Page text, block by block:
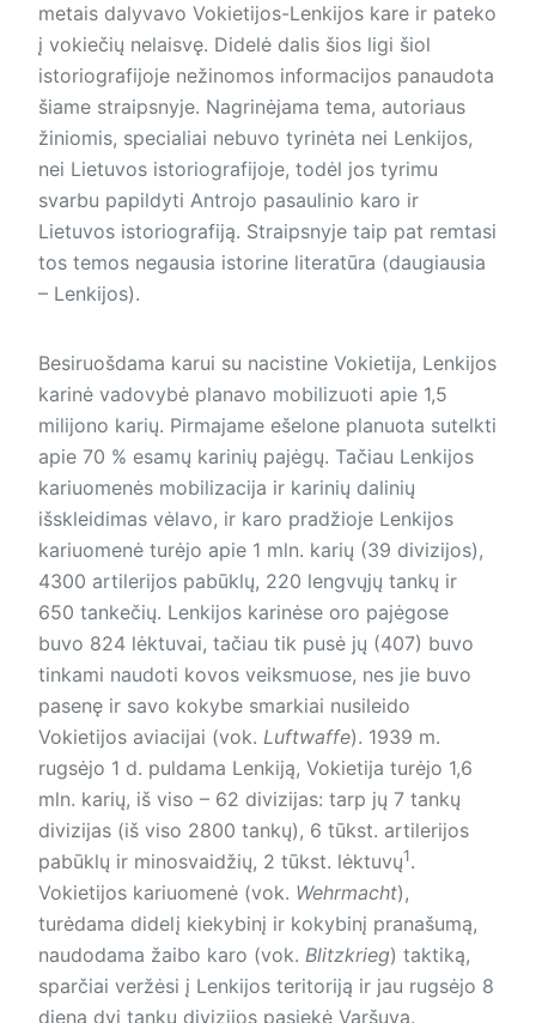
metais dalyvavo Vokietijos-Lenkijos kare ir pateko
į vokiečių nelaisvę. Didelė dalis šios ligi šiol
istoriografijoje nežinomos informacijos panaudota
šiame straipsnyje. Nagrinėjama tema, autoriaus
žiniomis, specialiai nebuvo tyrinėta nei Lenkijos,
nei Lietuvos istoriografijoje, todėl jos tyrimu
svarbu papildyti Antrojo pasaulinio karo ir
Lietuvos istoriografiją. Straipsnyje taip pat remtasi
tos temos negausia istorine literatūra (daugiausia
– Lenkijos).
Besiruošdama karui su nacistine Vokietija, Lenkijos
karinė vadovybė planavo mobilizuoti apie 1,5
milijono karių. Pirmajame ešelone planuota sutelkti
apie 70 % esamų karinių pajėgų. Tačiau Lenkijos
kariuomenės mobilizacija ir karinių dalinių
išskleidimas vėlavo, ir karo pradžioje Len­kijos
kariuomenė turėjo apie 1 mln. karių (39 divizijos),
4300 artilerijos pabūklų, 220 lengvųjų tankų ir
650 tankečių. Lenkijos karinėse oro pajėgose
buvo 824 lėktuvai, tačiau tik pusė jų (407) buvo
tinkami naudoti kovos veiksmuose, nes jie buvo
pasenę ir savo kokybe smarkiai nusileido
Vokietijos aviacijai (vok. Luftwaffe). 1939 m.
rugsėjo 1 d. puldama Lenkiją, Vokietija turėjo 1,6
mln. karių, iš viso – 62 divizijas: tarp jų 7 tankų
divizijas (iš viso 2800 tankų), 6 tūkst. artilerijos
pabūklų ir minosvaidžių, 2 tūkst. lėktuvų1.
Vokietijos kariuomenė (vok. Wehrmacht),
turėdama didelį kiekybinį ir kokybinį pranašumą,
naudodama žaibo karo (vok. Blitzkrieg) taktiką,
sparčiai veržėsi į Lenkijos teritoriją ir jau rugsėjo 8
dieną dvi tankų divizijos pasiekė Varšuvą.